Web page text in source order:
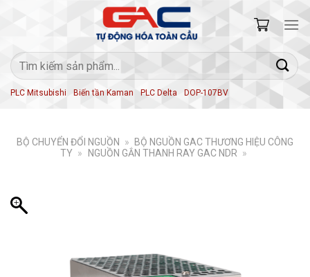
Tìm
kiếm:
PLC Mitsubishi Biến tần Kaman PLC Delta DOP-107BV
BỘ CHUYỂN ĐỔI NGUỒN »
BỘ NGUỒN GAC THƯƠNG HIỆU CÔNG
TY » NGUỒN GẮN THANH RAY GAC NDR »